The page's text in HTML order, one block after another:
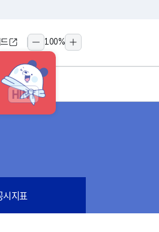
HINT
축소
100%
확대
시지표